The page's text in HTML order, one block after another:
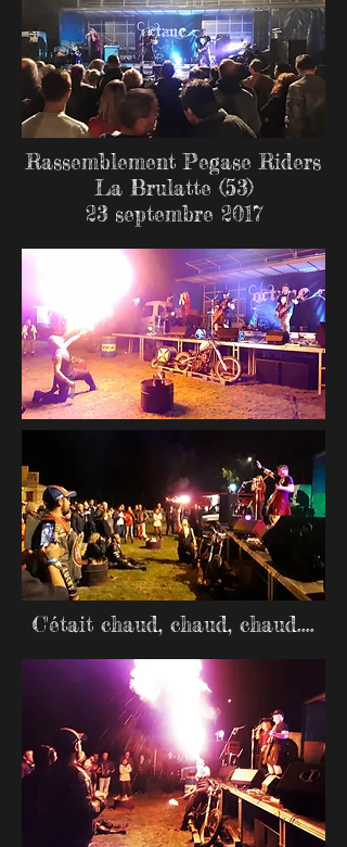
Rassemblement Pegase Riders
La Brulatte (53)
23 septembre 2017
C'était chaud, chaud, chaud....